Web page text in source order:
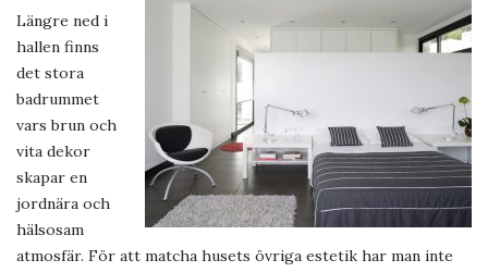
Längre ned i
hallen finns
det stora
badrummet
vars brun och
vita dekor
skapar en
jordnära och
hälsosam
atmosfär. För att matcha husets övriga estetik har man inte